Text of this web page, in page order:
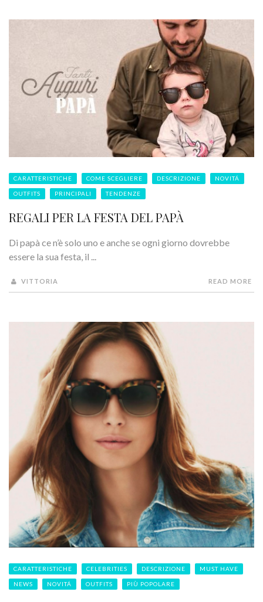
CARATTERISTICHE COME SCEGLIERE DESCRIZIONE NOVITÁ
OUTFITS PRINCIPALI TENDENZE
REGALI PER LA FESTA DEL PAPÀ
Di papà ce n’è solo uno e anche se ogni giorno dovrebbe
essere la sua festa, il ...
VITTORIA READ MORE
CARATTERISTICHE CELEBRITIES DESCRIZIONE MUST HAVE
NEWS NOVITÁ OUTFITS PIÙ POPOLARE